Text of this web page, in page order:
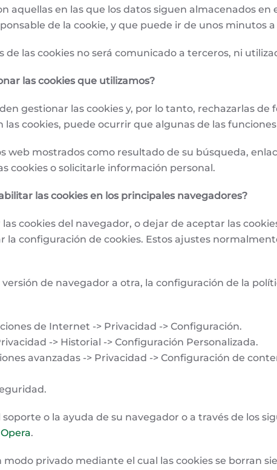
aquellas en las que los datos siguen almacenados
de la cookie, y que puede ir de unos minutos a
las cookies no será comunicado a terceros, ni
las cookies que utilizamos?
gestionar las cookies y, por lo tanto, rechazarlas
las cookies, puede ocurrir que algunas de las
web mostrados como resultado de su búsqueda,
cookies o solicitarle información personal.
las cookies en los principales navegadores?
cookies del navegador, o dejar de aceptar las
configuración de cookies. Estos ajustes normalmente
de navegador a otra, la configuración de la
de Internet -> Privacidad -> Configuración.
-> Historial -> Configuración Personalizada.
avanzadas -> Privacidad -> Configuración de
o la ayuda de su navegador o a través de los
Opera.
privado mediante el cual las cookies se borran